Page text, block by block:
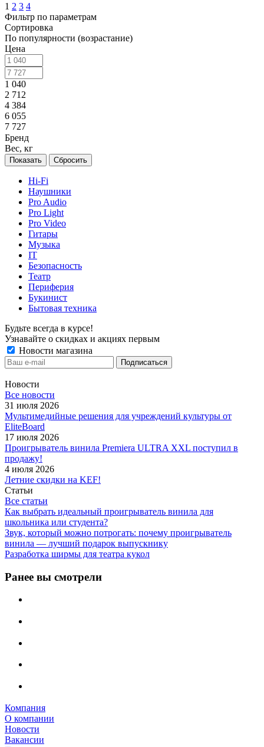
1 2 3 4
Фильтр по параметрам
Сортировка
По популярности (возрастание)
Цена
1 040
2 712
4 384
6 055
7 727
Бренд
Вес, кг
Сбросить
Hi-Fi
Наушники
Pro Audio
Pro Light
Pro Video
Гитары
Музыка
IT
Безопасность
Театр
Периферия
Букинист
Бытовая техника
Будьте всегда в курсе!
Узнавайте о скидках и акциях первым
Новости магазина
Новости
Все новости
31 июля 2026
Мультимедийные решения для учреждений культуры от
EliteBoard
17 июля 2026
Проигрыватель винила Premiera ULTRA XXL поступил в
продажу!
4 июля 2026
Летние скидки на KEF!
Статьи
Все статьи
Как выбрать идеальный проигрыватель винила для
школьника или студента?
Звук, который можно потрогать: почему проигрыватель
винила — лучший подарок выпускнику
Разработка ширмы для театра кукол
Ранее вы смотрели
Компания
О компании
Новости
Вакансии